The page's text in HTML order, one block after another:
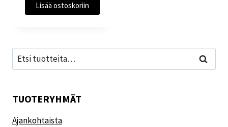
Lisää ostoskoriin
Etsi: Haku
TUOTERYHMÄT
Ajankohtaista